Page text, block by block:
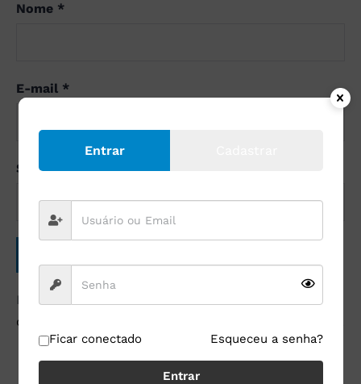
Nome *
E-mail *
Site
Este site utiliza o Akismet para reduzir spam.
Saiba
como seus dados em comentários são processados
Entrar
Ficar conectado Esqueceu a senha?
Entrar